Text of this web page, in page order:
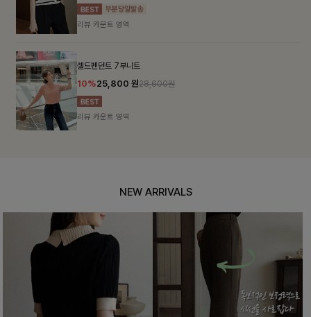
리뷰 카운트 영역
셀드펜던트 7부니트
10%25,800원28,600원
리뷰 카운트 영역
NEW ARRIVALS